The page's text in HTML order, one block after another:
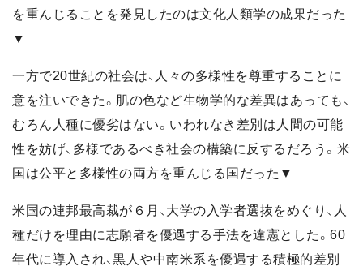
を重んじることを発見したのは文化人類学の成果だった
▼
一方で20世紀の社会は、人々の多様性を尊重することに
意を注いできた。肌の色など生物学的な差異はあっても、
むろん人種に優劣はない。いわれなき差別は人間の可能
性を妨げ、多様であるべき社会の構築に反するだろう。米
国は公平と多様性の両方を重んじる国だった▼
米国の連邦最高裁が６月、大学の入学者選抜をめぐり、人
種だけを理由に志願者を優遇する手法を違憲とした。60
年代に導入され、黒人や中南米系を優遇する積極的差別